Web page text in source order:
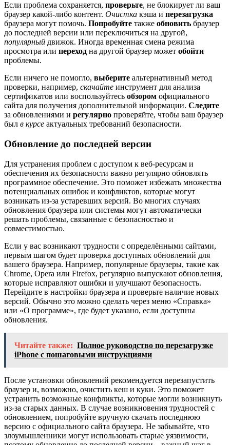
Если проблема сохраняется, проверьте, не блокирует ли ваш
браузер какой-либо контент. Очистка кэша и перезагрузка
браузера могут помочь. Попробуйте также обновить браузер
до последней версии или переключиться на другой,
популярный движок. Иногда временная смена режима
просмотра или переход на другой браузер может обойти
проблемы.
Если ничего не помогло, выберите альтернативный метод
проверки, например, скачайте инструмент для анализа
сертификатов или воспользуйтесь обзором официального
сайта для получения дополнительной информации. Следите
за обновлениями и регулярно проверяйте, чтобы ваш браузер
был в курсе актуальных требований безопасности.
Обновление до последней версии
Для устранения проблем с доступом к веб-ресурсам и
обеспечения их безопасности важно регулярно обновлять
программное обеспечение. Это поможет избежать множества
потенциальных ошибок и конфликтов, которые могут
возникать из-за устаревших версий. Во многих случаях
обновления браузера или системы могут автоматически
решать проблемы, связанные с безопасностью и
совместимостью.
Если у вас возникают трудности с определёнными сайтами,
первым шагом будет проверка доступных обновлений для
вашего браузера. Например, популярные браузеры, такие как
Chrome, Opera или Firefox, регулярно выпускают обновления,
которые исправляют ошибки и улучшают безопасность.
Перейдите в настройки браузера и проверьте наличие новых
версий. Обычно это можно сделать через меню «Справка»
или «О программе», где будет указано, если доступны
обновления.
Читайте также: Полное руководство по перезагрузке
iPhone с пошаговыми инструкциями
После установки обновлений рекомендуется перезапустить
браузер и, возможно, очистить кеш и куки. Это поможет
устранить возможные конфликты, которые могли возникнуть
из-за старых данных. В случае возникновения трудностей с
обновлением, попробуйте вручную скачать последнюю
версию с официального сайта браузера. Не забывайте, что
злоумышленники могут использовать старые уязвимости,